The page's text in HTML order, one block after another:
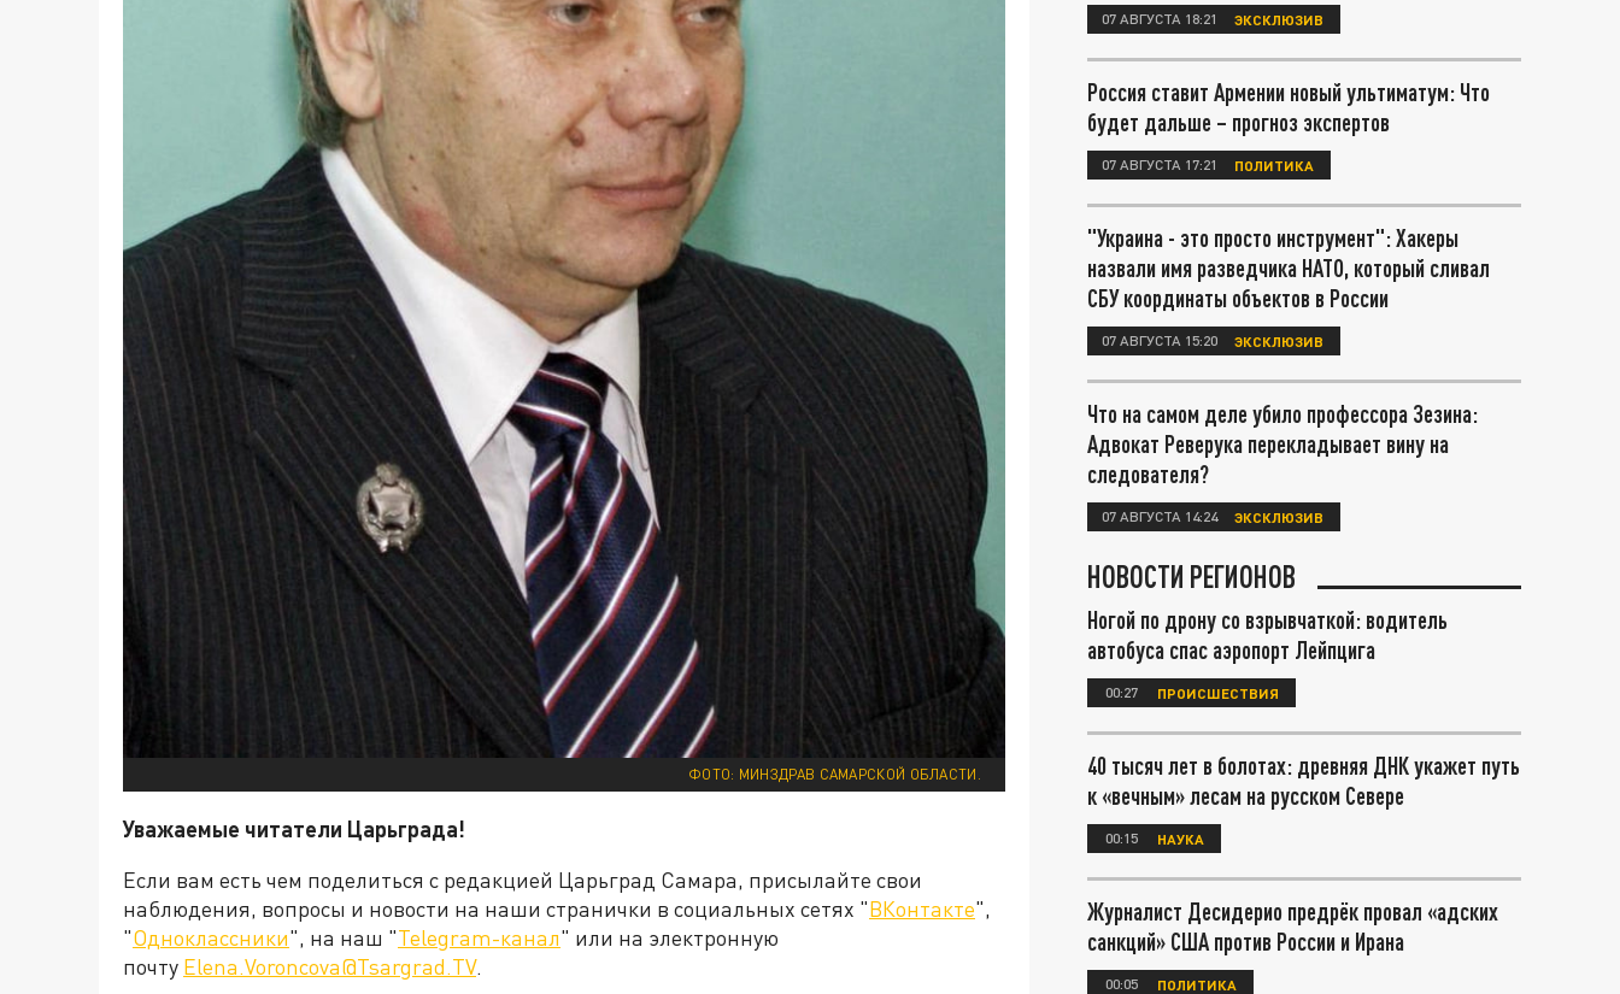
ФОТО: МИНЗДРАВ САМАРСКОЙ ОБЛАСТИ.
Уважаемые читатели Царьграда!
Если вам есть чем поделиться с редакцией Царьград Самара, присылайте свои
наблюдения, вопросы и новости на наши странички в социальных сетях "ВКонтакте",
"Одноклассники", на наш "Telegram-канал" или на электронную
почту Elena.Voroncova@Tsargrad.TV.
07 АВГУСТА 18:21 ЭКСКЛЮЗИВ
Россия ставит Армении новый ультиматум: Что
будет дальше – прогноз экспертов
07 АВГУСТА 17:21 ПОЛИТИКА
"Украина - это просто инструмент": Хакеры
назвали имя разведчика НАТО, который сливал
СБУ координаты объектов в России
07 АВГУСТА 15:20 ЭКСКЛЮЗИВ
Что на самом деле убило профессора Зезина:
Адвокат Реверука перекладывает вину на
следователя?
07 АВГУСТА 14:24 ЭКСКЛЮЗИВ
НОВОСТИ РЕГИОНОВ
Ногой по дрону со взрывчаткой: водитель
автобуса спас аэропорт Лейпцига
00:27 ПРОИСШЕСТВИЯ
40 тысяч лет в болотах: древняя ДНК укажет путь
к «вечным» лесам на русском Севере
00:15 НАУКА
Журналист Десидерио предрёк провал «адских
санкций» США против России и Ирана
00:05 ПОЛИТИКА